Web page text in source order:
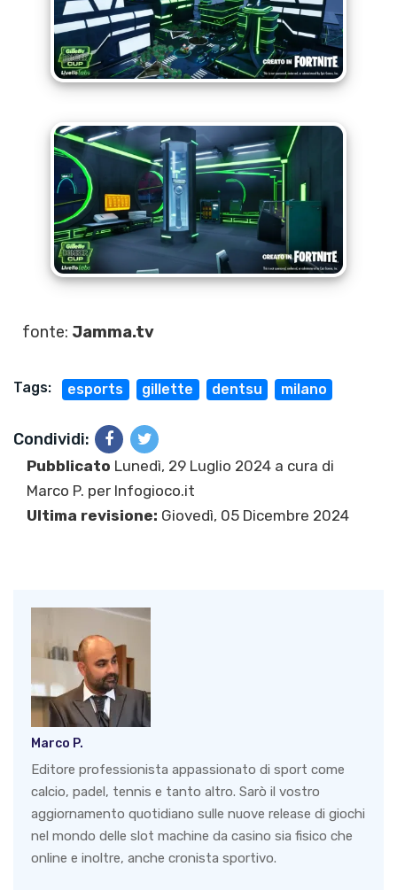
fonte: Jamma.tv
Tags: esports gillette dentsu milano
Condividi:
Pubblicato Lunedì, 29 Luglio 2024 a cura di
Marco P. per Infogioco.it
Ultima revisione: Giovedì, 05 Dicembre 2024
Marco P.
Editore professionista appassionato di sport come
calcio, padel, tennis e tanto altro. Sarò il vostro
aggiornamento quotidiano sulle nuove release di giochi
nel mondo delle slot machine da casino sia fisico che
online e inoltre, anche cronista sportivo.